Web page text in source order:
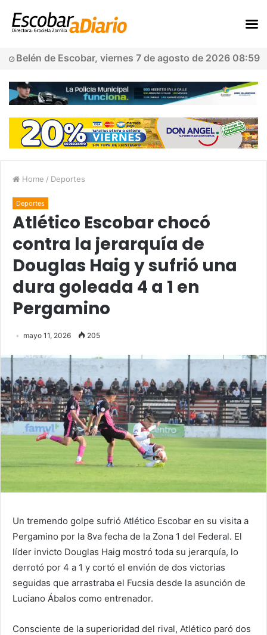
Belén de Escobar, viernes 7 de agosto de 2026 08:59
Home / Deportes
Deportes
Atlético Escobar chocó
contra la jerarquía de
Douglas Haig y sufrió una
dura goleada 4 a 1 en
Pergamino
mayo 11, 2026 205
Un tremendo golpe sufrió Atlético Escobar en su visita a
Pergamino por la 8va fecha de la Zona 1 del Federal. El
líder invicto Douglas Haig mostró toda su jerarquía, lo
derrotó por 4 a 1 y cortó el envión de dos victorias
seguidas que arrastraba el Fucsia desde la asunción de
Luciano Ábalos como entrenador.
Consciente de la superioridad del rival, Atlético paró dos